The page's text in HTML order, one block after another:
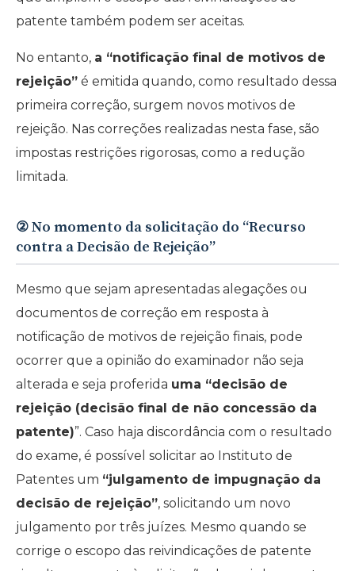
patente também podem ser aceitas.
No entanto, a “notificação final de motivos de
rejeição” é emitida quando, como resultado dessa
primeira correção, surgem novos motivos de
rejeição. Nas correções realizadas nesta fase, são
impostas restrições rigorosas, como a redução
limitada.
② No momento da solicitação do “Recurso
contra a Decisão de Rejeição”
Mesmo que sejam apresentadas alegações ou
documentos de correção em resposta à
notificação de motivos de rejeição finais, pode
ocorrer que a opinião do examinador não seja
alterada e seja proferida uma “decisão de
rejeição (decisão final de não concessão da
patente)”. Caso haja discordância com o resultado
do exame, é possível solicitar ao Instituto de
Patentes um “julgamento de impugnação da
decisão de rejeição”, solicitando um novo
julgamento por três juízes. Mesmo quando se
corrige o escopo das reivindicações de patente